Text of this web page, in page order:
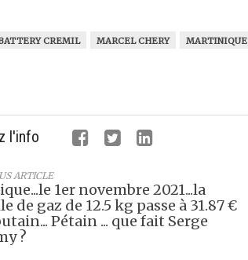
CREMIL MARCEL CHERY MARTINIQUE
l'info
ARTICLE
1er novembre 2021...la
de gaz de 12.5 kg passe à 31.87 €
Pétain ... que fait Serge
?